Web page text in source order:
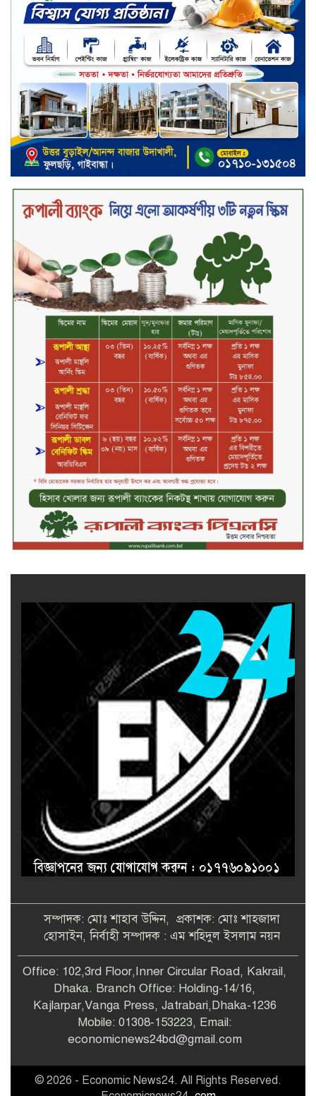
সপ্তাহের শেষ কার্যদিবসে দরবৃদ্ধির শীর্ষে
নিটল ইন্স্যুরেন্স
সিলেটের ওসমানীনগরে দুই বাসের
মুখোমুখি সংঘর্ষে ৮ জন নিহত
২০২৯ সালের মধ্যে বাংলাদেশের
সবচেয়ে বিশ্বস্ত, টেকসই ও ক্যাশলেস
ব্যাংক হওয়ার লক্ষ্য নিয়ে ‘ভিশন ২০২৯’
উন্মোচন করল কমিউনিটি ব্যাংক
শিক্ষার্থীদের জন্য দারাজে এক্সক্লুসিভ
ডিসকাউন্ট নিয়ে আসছে রিয়েলমি
সি১০০এক্স
পরিবারের কাছে কিশোরের কান্নাজড়িত
কণ্ঠ শোনিয়ে ১২ লাখ টাকা মুক্তিপণ
দাবি, টাকা না পেয়ে শ্বাসরোধে হত্যা—
আলোচিত রাফিজ হত্যা মামলার অন্যতম
আসামি গাজীপুর থেকে গ্রেফতার
নড়াইলে বিএনপির ৬ নেতার
বহিষ্কারাদেশ প্রত্যাহার
সম্পাদক: মোঃ শাহাব উদ্দিন, প্রকাশক: মোঃ শাহজাদা
হোসাইন, নির্বাহী সম্পাদক : এম শহিদুল ইসলাম নয়ন
Office: 102,3rd Floor,Inner Circular Road, Kakrail,
Dhaka. Branch Office: Holding-14/16,
Kajlarpar,Vanga Press, Jatrabari,Dhaka-1236
Mobile: 01308-153223, Email:
economicnews24bd@gmail.com
© 2026 - Economic News24. All Rights Reserved.